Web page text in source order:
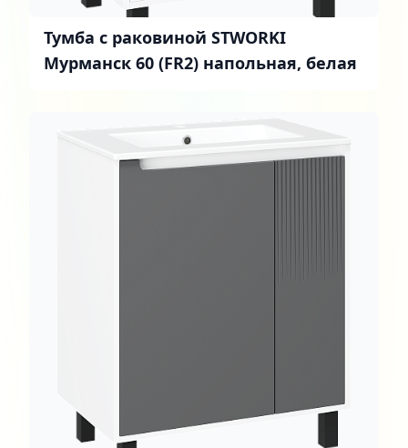
Тумба с раковиной STWORKI
Мурманск 60 (FR2) напольная, белая